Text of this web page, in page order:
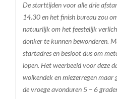
De starttijden voor alle drie
14.30 en het finish bureau zou
natuurlijk om het feestelijk
donker te kunnen bewonderen.
startadres en besloot dus om
lopen. Het weerbeeld voor deze
wolkendek en miezerregen
de vroege avonduren 5 – 6